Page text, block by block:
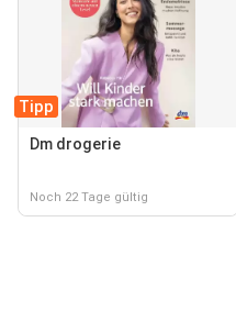
Tipp
Dm drogerie
Noch 22 Tage gültig